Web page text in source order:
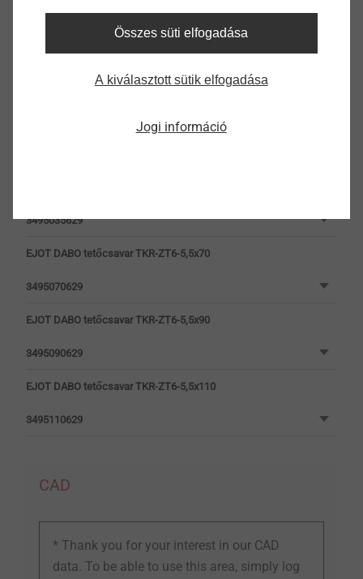
3495035629
EJOT DABO tetőcsavar TKR-ZT6-5,5x70
3495070629
EJOT DABO tetőcsavar TKR-ZT6-5,5x90
3495090629
EJOT DABO tetőcsavar TKR-ZT6-5,5x110
3495110629
CAD
* Thank you for your interest in our CAD
data. To be able to use this area, simply log
Összes süti elfogadása
A kiválasztott sütik elfogadása
Jogi információ